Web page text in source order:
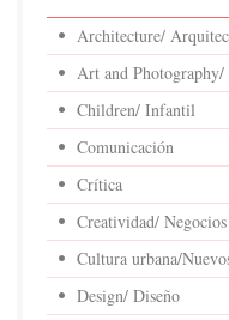
Architecture/
Art and
Children/ Infantil
Comunicación
Crítica
Creatividad/ Negocios
Cultura urbana/
Design/ Diseño